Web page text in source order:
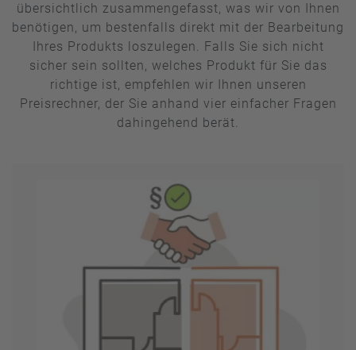
übersichtlich zusammengefasst, was wir von Ihnen
benötigen, um bestenfalls direkt mit der Bearbeitung
Ihres Produkts loszulegen. Falls Sie sich nicht
sicher sein sollten, welches Produkt für Sie das
richtige ist, empfehlen wir Ihnen unseren
Preisrechner, der Sie anhand vier einfacher Fragen
dahingehend berät.